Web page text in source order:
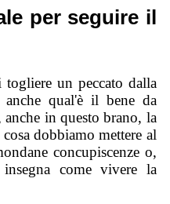
per seguire il
un peccato dalla
qual'è il bene da
in questo brano, la
dobbiamo mettere al
concupiscenze o,
come vivere la